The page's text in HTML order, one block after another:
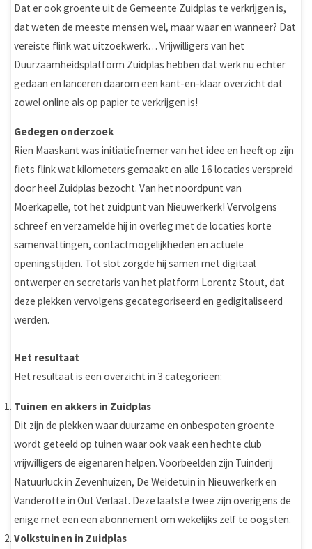
Dat er ook groente uit de Gemeente Zuidplas te verkrijgen is,
dat weten de meeste mensen wel, maar waar en wanneer? Dat
vereiste flink wat uitzoekwerk… Vrijwilligers van het
Duurzaamheidsplatform Zuidplas hebben dat werk nu echter
gedaan en lanceren daarom een kant-en-klaar overzicht dat
zowel online als op papier te verkrijgen is!
Gedegen onderzoek
Rien Maaskant was initiatiefnemer van het idee en heeft op zijn
fiets flink wat kilometers gemaakt en alle 16 locaties verspreid
door heel Zuidplas bezocht. Van het noordpunt van
Moerkapelle, tot het zuidpunt van Nieuwerkerk! Vervolgens
schreef en verzamelde hij in overleg met de locaties korte
samenvattingen, contactmogelijkheden en actuele
openingstijden. Tot slot zorgde hij samen met digitaal
ontwerper en secretaris van het platform Lorentz Stout, dat
deze plekken vervolgens gecategoriseerd en gedigitaliseerd
werden.
Het resultaat
Het resultaat is een overzicht in 3 categorieën:
Tuinen en akkers in Zuidplas
Dit zijn de plekken waar duurzame en onbespoten groente
wordt geteeld op tuinen waar ook vaak een hechte club
vrijwilligers de eigenaren helpen. Voorbeelden zijn Tuinderij
Natuurluck in Zevenhuizen, De Weidetuin in Nieuwerkerk en
Vanderotte in Out Verlaat. Deze laatste twee zijn overigens de
enige met een een abonnement om wekelijks zelf te oogsten.
Volkstuinen in Zuidplas